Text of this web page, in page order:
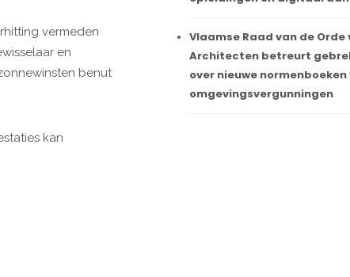
vermeden
en
benut
kan
Vlaamse Raad van de Orde
Architecten betreurt
over nieuwe normenboeken
omgevingsvergunningen